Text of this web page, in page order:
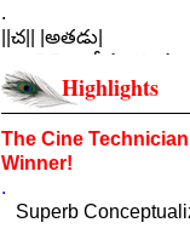
.
||చ|| |అతడు|
వెన్నెల దీపం
ఎల్లలు లేని చల్లని
ప్రతి మదిని లేపే
ఏదీ సొంతం కోసం
ఇది తెలియని మనుగడ
Highlights
The Cine
Winner!
.
Superb